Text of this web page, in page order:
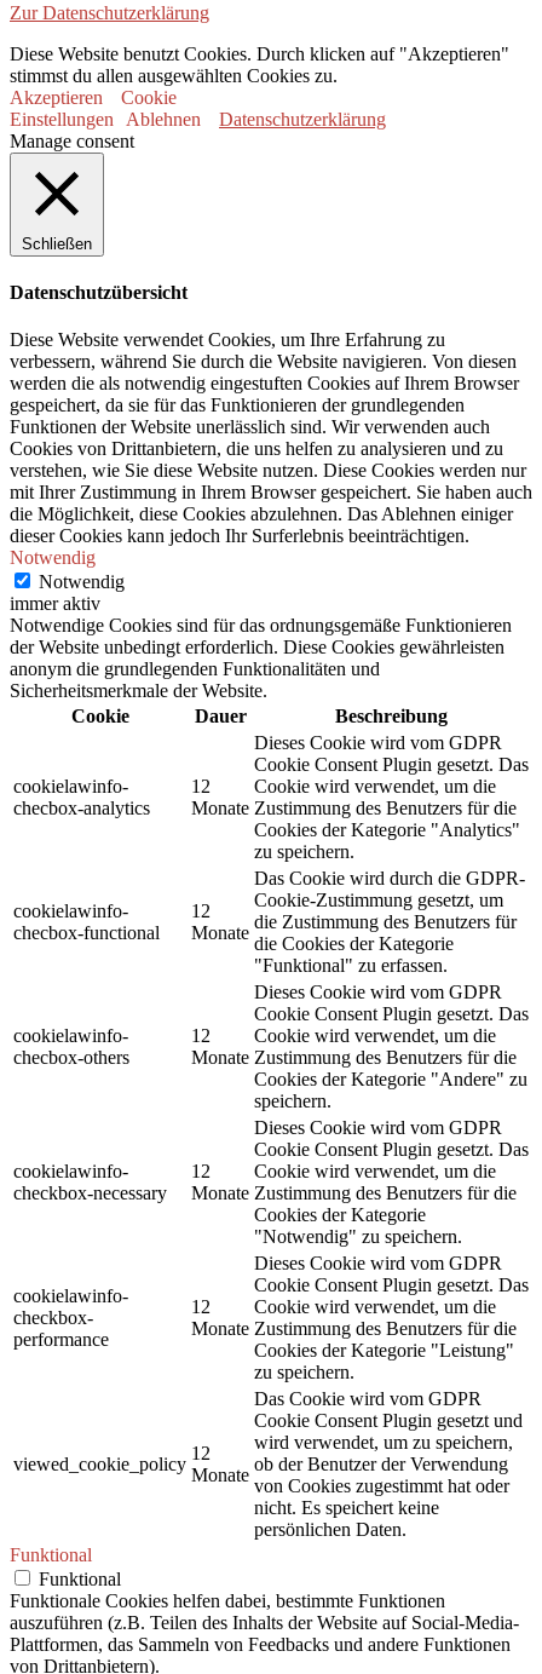
Zur Datenschutzerklärung
Diese Website benutzt Cookies. Durch klicken auf "Akzeptieren"
stimmst du allen ausgewählten Cookies zu.
Akzeptieren
Cookie
Einstellungen
Ablehnen
Datenschutzerklärung
Manage consent
Schließen
Datenschutzübersicht
Diese Website verwendet Cookies, um Ihre Erfahrung zu
verbessern, während Sie durch die Website navigieren. Von diesen
werden die als notwendig eingestuften Cookies auf Ihrem Browser
gespeichert, da sie für das Funktionieren der grundlegenden
Funktionen der Website unerlässlich sind. Wir verwenden auch
Cookies von Drittanbietern, die uns helfen zu analysieren und zu
verstehen, wie Sie diese Website nutzen. Diese Cookies werden nur
mit Ihrer Zustimmung in Ihrem Browser gespeichert. Sie haben auch
die Möglichkeit, diese Cookies abzulehnen. Das Ablehnen einiger
dieser Cookies kann jedoch Ihr Surferlebnis beeinträchtigen.
Notwendig
Notwendig
immer aktiv
Notwendige Cookies sind für das ordnungsgemäße Funktionieren
der Website unbedingt erforderlich. Diese Cookies gewährleisten
anonym die grundlegenden Funktionalitäten und
Sicherheitsmerkmale der Website.
Cookie
Dauer Beschreibung
cookielawinfo-
checbox-analytics
12
Monate
Dieses Cookie wird vom GDPR
Cookie Consent Plugin gesetzt. Das
Cookie wird verwendet, um die
Zustimmung des Benutzers für die
Cookies der Kategorie "Analytics"
zu speichern.
cookielawinfo-
checbox-functional
12
Monate
Das Cookie wird durch die GDPR-
Cookie-Zustimmung gesetzt, um
die Zustimmung des Benutzers für
die Cookies der Kategorie
"Funktional" zu erfassen.
cookielawinfo-
checbox-others
12
Monate
Dieses Cookie wird vom GDPR
Cookie Consent Plugin gesetzt. Das
Cookie wird verwendet, um die
Zustimmung des Benutzers für die
Cookies der Kategorie "Andere" zu
speichern.
cookielawinfo-
checkbox-necessary
12
Monate
Dieses Cookie wird vom GDPR
Cookie Consent Plugin gesetzt. Das
Cookie wird verwendet, um die
Zustimmung des Benutzers für die
Cookies der Kategorie
"Notwendig" zu speichern.
cookielawinfo-
checkbox-
performance
12
Monate
Dieses Cookie wird vom GDPR
Cookie Consent Plugin gesetzt. Das
Cookie wird verwendet, um die
Zustimmung des Benutzers für die
Cookies der Kategorie "Leistung"
zu speichern.
viewed_cookie_policy
12
Monate
Das Cookie wird vom GDPR
Cookie Consent Plugin gesetzt und
wird verwendet, um zu speichern,
ob der Benutzer der Verwendung
von Cookies zugestimmt hat oder
nicht. Es speichert keine
persönlichen Daten.
Funktional
Funktional
Funktionale Cookies helfen dabei, bestimmte Funktionen
auszuführen (z.B. Teilen des Inhalts der Website auf Social-Media-
Plattformen, das Sammeln von Feedbacks und andere Funktionen
von Drittanbietern).